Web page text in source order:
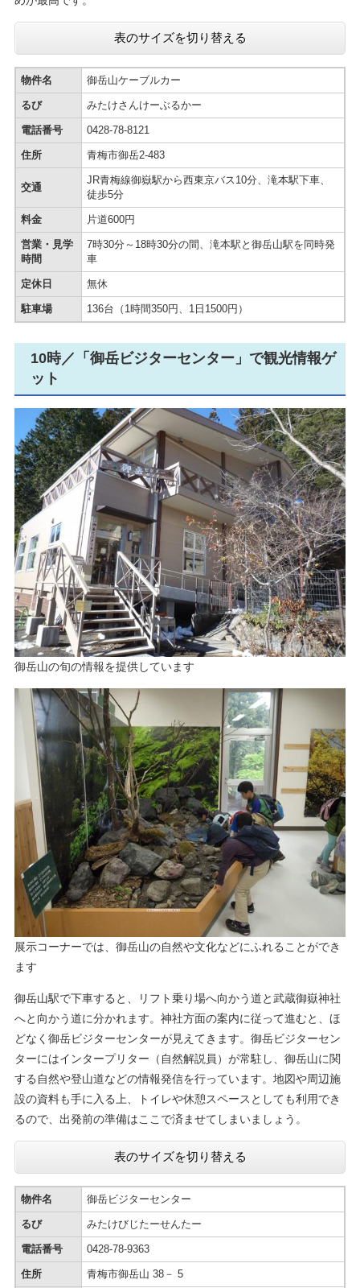
表のサイズを切り替える
物件名 御岳山ケーブルカー
るび みたけさんけーぶるかー
電話番号 0428-78-8121
住所 青梅市御岳2-483
交通
JR青梅線御嶽駅から西東京バス10分、滝本駅下車、
徒歩5分
料金 片道600円
営業・見学
時間
7時30分～18時30分の間、滝本駅と御岳山駅を同時発
車
定休日 無休
駐車場 136台（1時間350円、1日1500円）
10時／「御岳ビジターセンター」で観光情報ゲ
ット
​御岳山の旬の情報を提供しています
​展示コーナーでは、御岳山の自然や文化などにふれることができ
ます
御岳山駅で下車すると、リフト乗り場へ向かう道と武蔵御嶽神社
へと向かう道に分かれます。神社方面の案内に従って進むと、ほ
どなく御岳ビジターセンターが見えてきます。御岳ビジターセン
ターにはインタープリター（自然解説員）が常駐し、御岳山に関
する自然や登山道などの情報発信を行っています。地図や周辺施
設の資料も手に入る上、トイレや休憩スペースとしても利用でき
るので、出発前の準備はここで済ませてしまいましょう。
表のサイズを切り替える
物件名 御岳ビジターセンター
るび みたけびじたーせんたー
電話番号 0428‐78‐9363
住所 青梅市御岳山 38－ 5